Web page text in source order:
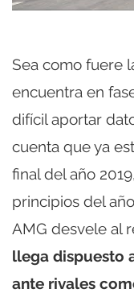
Sea como fuere
encuentra en
difícil aportar
cuenta que ya
final del año
principios del
AMG desvele al
llega dispuesto
ante rivales